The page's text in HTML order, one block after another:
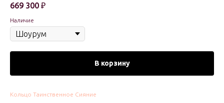
669 300 ₽
Наличие
В корзину
Кольцо Таинственное Сияние